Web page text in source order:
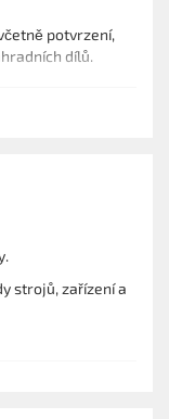
potvrzení,
dílů.
strojů, zařízení a